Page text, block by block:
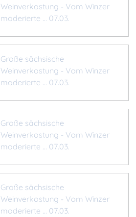
Weinverkostung - Vom Winzer
moderierte ... 07.03.
Große sächsische
Weinverkostung - Vom Winzer
moderierte ... 07.03.
Große sächsische
Weinverkostung - Vom Winzer
moderierte ... 07.03.
Große sächsische
Weinverkostung - Vom Winzer
moderierte ... 07.03.